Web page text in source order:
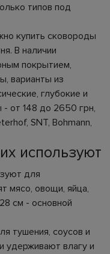
типов под
купить сковороды
В наличии
покрытием,
варианты из
глубокие и
от 148 до 2650 грн,
SNT, Bohmann,
используют
для
мясо, овощи, яйца,
см - основной
тушения, соусов и
удерживают влагу и